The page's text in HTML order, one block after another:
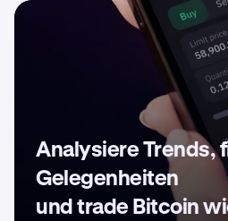
Analysiere Trends,
Gelegenheiten
und trade Bitcoin